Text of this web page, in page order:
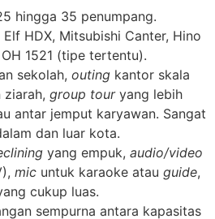
hingga 35 penumpang.
Elf HDX, Mitsubishi Canter, Hino
1521 (tipe tertentu).
sekolah, outing kantor skala
ziarah, group touryang lebih
antar jemput karyawan. Sangat
dan luar kota.
yang empuk, audio/video
mic untuk karaoke atau guide,
cukup luas.
sempurna antara kapasitas